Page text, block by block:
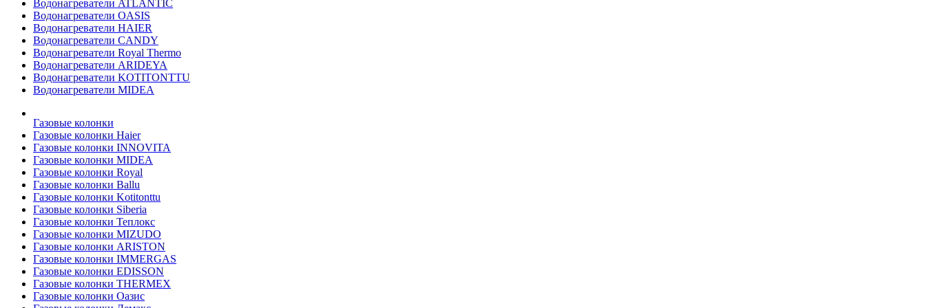
Водонагреватели ATLANTIC
Водонагреватели OASIS
Водонагреватели HAIER
Водонагреватели CANDY
Водонагреватели Royal Thermo
Водонагреватели ARIDEYA
Водонагреватели KOTITONTTU
Водонагреватели MIDEA
Газовые колонки
Газовые колонки Haier
Газовые колонки INNOVITA
Газовые колонки MIDEA
Газовые колонки Royal
Газовые колонки Ballu
Газовые колонки Kotitonttu
Газовые колонки Siberia
Газовые колонки Теплокс
Газовые колонки MIZUDO
Газовые колонки ARISTON
Газовые колонки IMMERGAS
Газовые колонки EDISSON
Газовые колонки THERMEX
Газовые колонки Оазис